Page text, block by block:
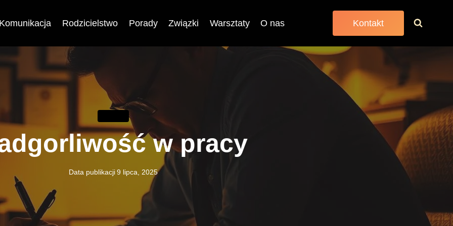
Komunikacja Rodzicielstwo Porady Związki Warsztaty O nas Kontakt
w pracy
Data publikacji 9 lipca, 2025